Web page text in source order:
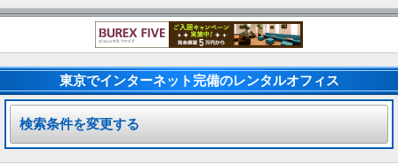
東京でインターネット完備のレンタルオフィス
検索条件を変更する